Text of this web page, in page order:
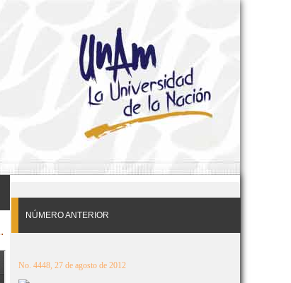
NÚMERO ANTERIOR
No. 4448, 27 de agosto de 2012